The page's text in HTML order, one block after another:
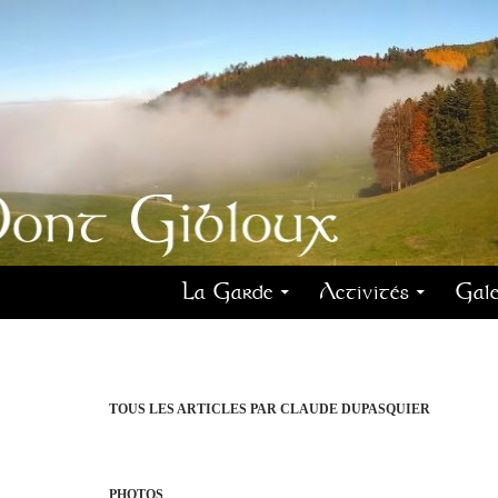
La Garde Activités
TOUS LES ARTICLES PAR CLAUDE DUPASQUIER
PHOTOS